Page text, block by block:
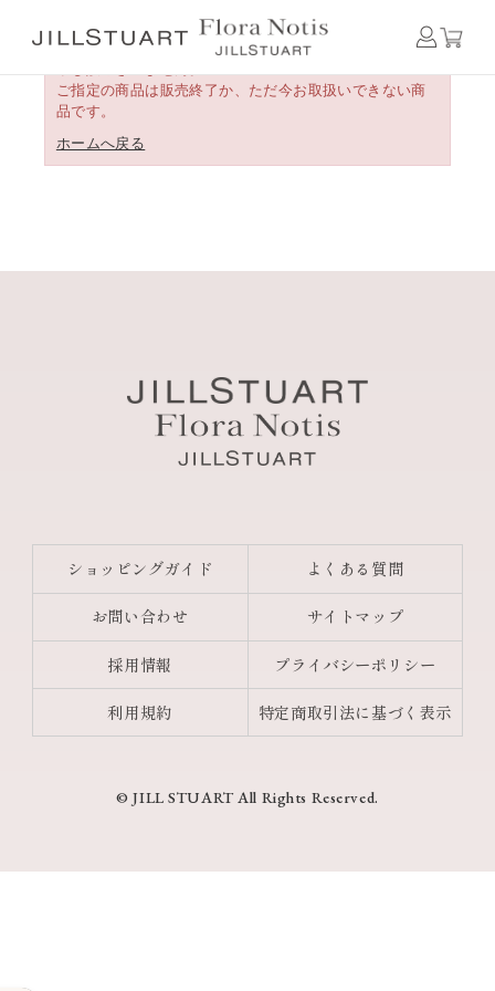
ご指定の商品は販売終了か、ただ今お取扱いできない商
品です。
ホームへ戻る
ショッピングガイド よくある質問
お問い合わせ サイトマップ
採用情報 プライバシーポリシー
利用規約 特定商取引法に基づく表示
© JILL STUART All Rights Reserved.